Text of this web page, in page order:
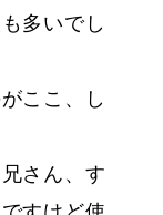
多いでし
ここ、し
さん、す